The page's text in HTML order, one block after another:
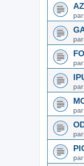
par
par
par
par
par
par
par